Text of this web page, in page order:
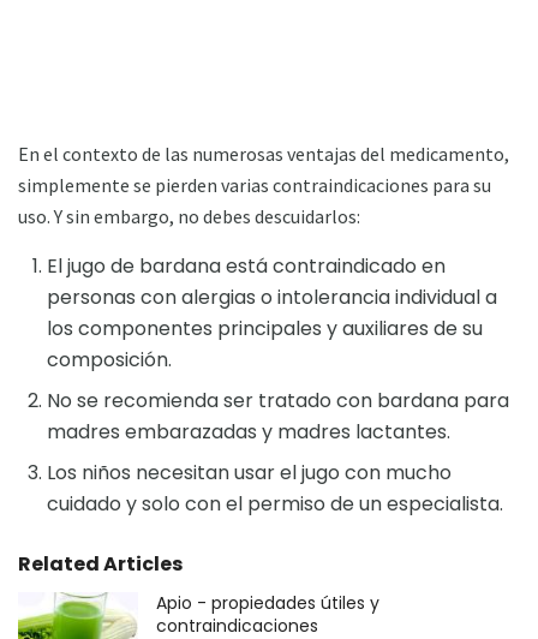
En el contexto de las numerosas ventajas del medicamento,
simplemente se pierden varias contraindicaciones para su
uso. Y sin embargo, no debes descuidarlos:
El jugo de bardana está contraindicado en
personas con alergias o intolerancia individual a
los componentes principales y auxiliares de su
composición.
No se recomienda ser tratado con bardana para
madres embarazadas y madres lactantes.
Los niños necesitan usar el jugo con mucho
cuidado y solo con el permiso de un especialista.
Related Articles
Apio - propiedades útiles y
contraindicaciones